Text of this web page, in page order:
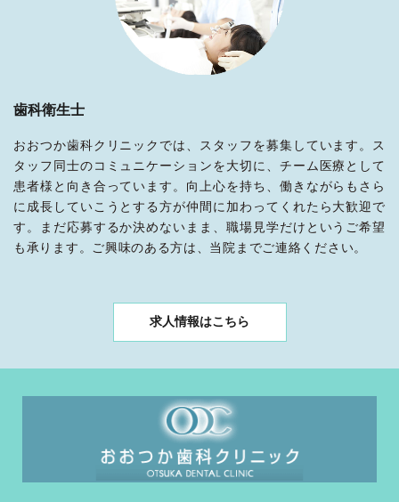
歯科衛生士
おおつか歯科クリニックでは、スタッフを募集しています。ス
タッフ同士のコミュニケーションを大切に、チーム医療として
患者様と向き合っています。向上心を持ち、働きながらもさら
に成長していこうとする方が仲間に加わってくれたら大歓迎で
す。まだ応募するか決めないまま、職場見学だけというご希望
も承ります。ご興味のある方は、当院までご連絡ください。
求人情報はこちら